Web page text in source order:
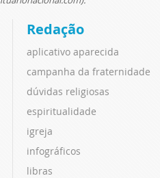
Redação
aplicativo aparecida
campanha da fraternidade
dúvidas religiosas
espiritualidade
igreja
infográficos
libras